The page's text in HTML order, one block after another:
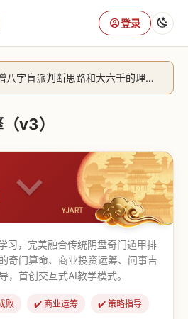
登录
即将新增八字盲派判断思路和大六壬的理气+取像判断思路。[内侧中，捐赠会员可用]2026/6/30
网站升级完成，升级全模块的算法，限时开放用户注册。2026/6/27
v3）
习，完美融合传统阴盘奇门遁甲排
奇门算命、商业投资运筹、问事吉
，首创交互式AI教学模式。
败 ✔️ 商业运筹 ✔️ 策略指导